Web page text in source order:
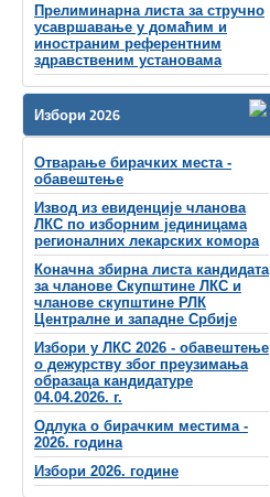
Прелиминарна листа за стручно
усавршавање у домаћим и
иностраним референтним
здравственим установама
Избори 2026
Отварање бирачких места -
обавештење
Извод из евиденције чланова
ЛКС по изборним јединицама
регионалних лекарских комора
Коначна збирна листа кандидата
за чланове Скупштине ЛКС и
чланове скупштинe РЛК
Централне и западне Србије
Избори у ЛКС 2026 - обавештење
о дежурству због преузимања
образаца кандидатуре
04.04.2026. г.
Одлука о бирачким местима -
2026. година
Избори 2026. године